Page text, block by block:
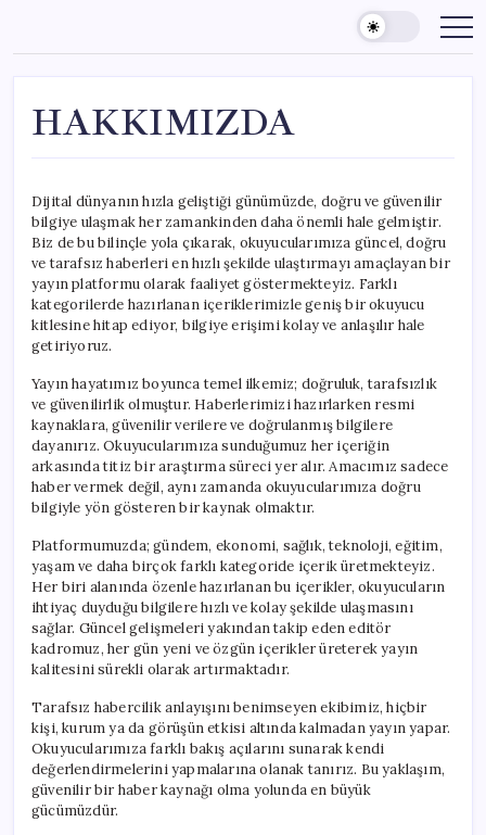
content
HAKKIMIZDA
Dijital dünyanın hızla geliştiği günümüzde, doğru ve güvenilir
bilgiye ulaşmak her zamankinden daha önemli hale gelmiştir.
Biz de bu bilinçle yola çıkarak, okuyucularımıza güncel, doğru
ve tarafsız haberleri en hızlı şekilde ulaştırmayı amaçlayan bir
yayın platformu olarak faaliyet göstermekteyiz. Farklı
kategorilerde hazırlanan içeriklerimizle geniş bir okuyucu
kitlesine hitap ediyor, bilgiye erişimi kolay ve anlaşılır hale
getiriyoruz.
Yayın hayatımız boyunca temel ilkemiz; doğruluk, tarafsızlık
ve güvenilirlik olmuştur. Haberlerimizi hazırlarken resmi
kaynaklara, güvenilir verilere ve doğrulanmış bilgilere
dayanırız. Okuyucularımıza sunduğumuz her içeriğin
arkasında titiz bir araştırma süreci yer alır. Amacımız sadece
haber vermek değil, aynı zamanda okuyucularımıza doğru
bilgiyle yön gösteren bir kaynak olmaktır.
Platformumuzda; gündem, ekonomi, sağlık, teknoloji, eğitim,
yaşam ve daha birçok farklı kategoride içerik üretmekteyiz.
Her biri alanında özenle hazırlanan bu içerikler, okuyucuların
ihtiyaç duyduğu bilgilere hızlı ve kolay şekilde ulaşmasını
sağlar. Güncel gelişmeleri yakından takip eden editör
kadromuz, her gün yeni ve özgün içerikler üreterek yayın
kalitesini sürekli olarak artırmaktadır.
Tarafsız habercilik anlayışını benimseyen ekibimiz, hiçbir
kişi, kurum ya da görüşün etkisi altında kalmadan yayın yapar.
Okuyucularımıza farklı bakış açılarını sunarak kendi
değerlendirmelerini yapmalarına olanak tanırız. Bu yaklaşım,
güvenilir bir haber kaynağı olma yolunda en büyük
gücümüzdür.